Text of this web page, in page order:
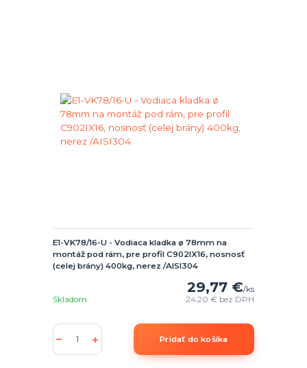
E1-VK78/16-U - Vodiaca kladka ø 78mm na
montáž pod rám, pre profil C902IX16, nosnosť
(celej brány) 400kg, nerez /AISI304
29,77 €/ks
24,20 € bez DPH
Skladom
Pridať do košíka